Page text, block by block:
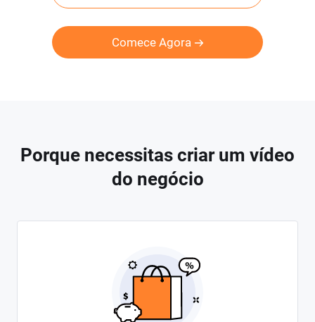
Comece Agora
Porque necessitas criar um vídeo
do negócio